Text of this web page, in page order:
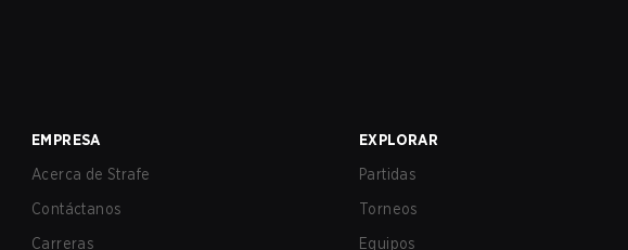
EMPRESA
Acerca de Strafe
Contáctanos
Carreras
EXPLORAR
Partidas
Torneos
Equipos